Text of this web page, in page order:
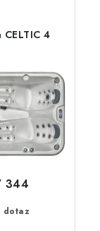
4
dotaz
344